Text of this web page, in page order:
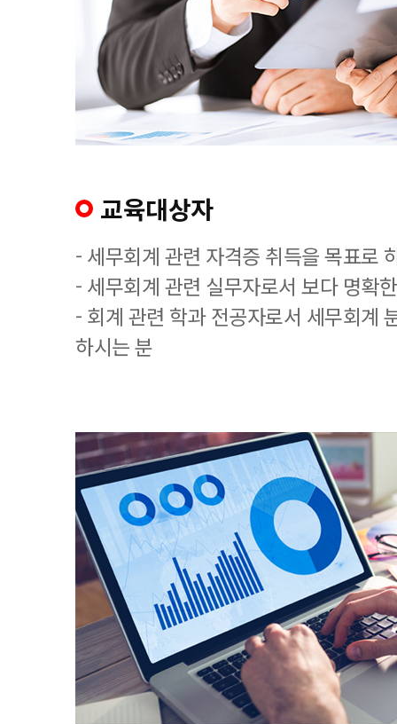
교육대상자
- 세무회계 관련 자격증 취득을 목표로
- 세무회계 관련 실무자로서 보다 명확
- 회계 관련 학과 전공자로서 세무회계
하시는 분